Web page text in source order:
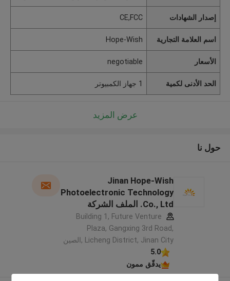
إصدار الشهادات CE,FCC
اسم العلامة التجارية Hope-Wish
الأسعار negotiable
الحد الأدنى لكمية 1 جهاز الكمبيوتر
عرض المزيد
حول نا
Jinan Hope-Wish
Photoelectronic Technology
Co., Ltd. الملف الشركة
المصنعة
Building 1, Future Venture
Plaza, Gangxing 3rd Road,
Licheng District, Jinan City ,الصين
5.0
يدقّق ممون